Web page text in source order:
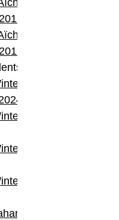
des
des
Tour
Tour
Tour
Tour